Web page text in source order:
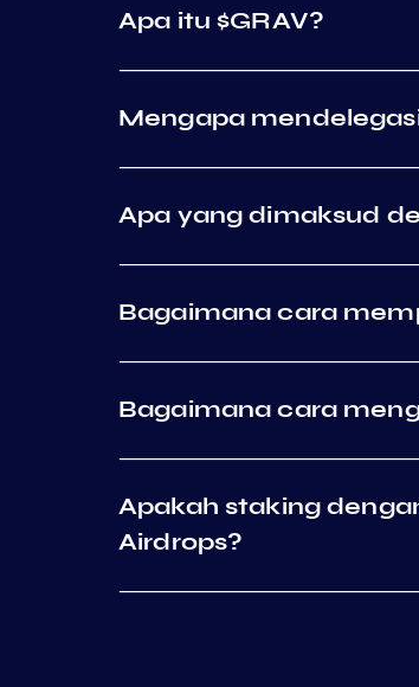
Apa itu $GRAV?
Mengapa
Apa yang dimaksud
Bagaimana cara
Bagaimana cara
Apakah staking
Airdrops?